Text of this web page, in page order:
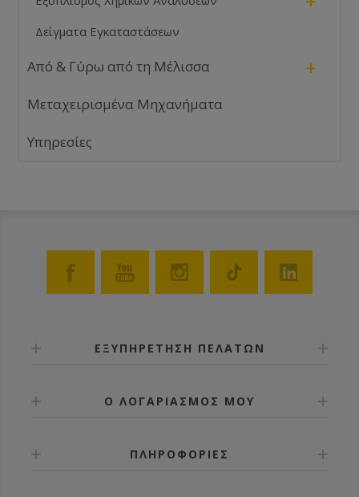
Δείγματα Εγκαταστάσεων
Από & Γύρω από τη Μέλισσα +
Μεταχειρισμένα Μηχανήματα
Υπηρεσίες
ΕΞΥΠΗΡΕΤΗΣΗ ΠΕΛΑΤΩΝ
Ο ΛΟΓΑΡΙΑΣΜΟΣ ΜΟΥ
ΠΛΗΡΟΦΟΡΙΕΣ